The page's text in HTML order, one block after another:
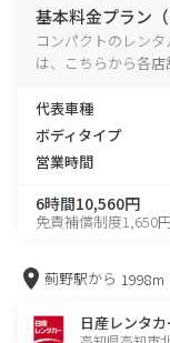
基本料金プラン（
コンパクトのレン
は、こちらから各店
代表車種
ボディタイプ
営業時間
6時間10,560円
免責補償制度1,650円
薊野駅から 1998m
日産レンタ